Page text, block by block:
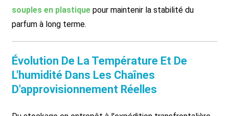
souples en plastiquepour maintenir la stabilité du
parfum à long terme.
Évolution De La Température Et De
L'humidité Dans Les Chaînes
D'approvisionnement Réelles